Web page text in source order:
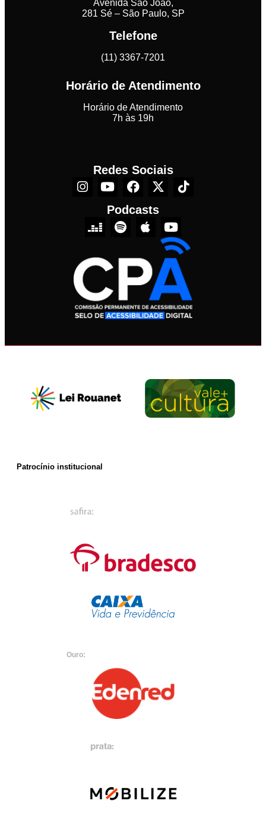
Avenida São João,
281 Sé – São Paulo, SP
Telefone
(11) 3367-7201
Horário de Atendimento
Horário de Atendimento
7h às 19h
Redes Sociais
Podcasts
Patrocínio institucional
Ouro: